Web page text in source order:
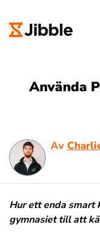
Använda
Av
Hur ett enda smart
gymnasiet till att